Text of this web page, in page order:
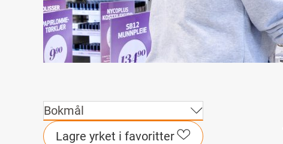
Bokmål
Lagre yrket i favoritter